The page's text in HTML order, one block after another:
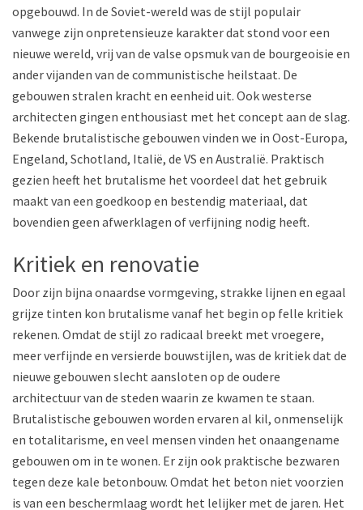
opgebouwd. In de Soviet-wereld was de stijl populair
vanwege zijn onpretensieuze karakter dat stond voor een
nieuwe wereld, vrij van de valse opsmuk van de bourgeoisie en
ander vijanden van de communistische heilstaat. De
gebouwen stralen kracht en eenheid uit. Ook westerse
architecten gingen enthousiast met het concept aan de slag.
Bekende brutalistische gebouwen vinden we in Oost-Europa,
Engeland, Schotland, Italië, de VS en Australië. Praktisch
gezien heeft het brutalisme het voordeel dat het gebruik
maakt van een goedkoop en bestendig materiaal, dat
bovendien geen afwerklagen of verfijning nodig heeft.
Kritiek en renovatie
Door zijn bijna onaardse vormgeving, strakke lijnen en egaal
grijze tinten kon brutalisme vanaf het begin op felle kritiek
rekenen. Omdat de stijl zo radicaal breekt met vroegere,
meer verfijnde en versierde bouwstijlen, was de kritiek dat de
nieuwe gebouwen slecht aansloten op de oudere
architectuur van de steden waarin ze kwamen te staan.
Brutalistische gebouwen worden ervaren al kil, onmenselijk
en totalitarisme, en veel mensen vinden het onaangename
gebouwen om in te wonen. Er zijn ook praktische bezwaren
tegen deze kale betonbouw. Omdat het beton niet voorzien
is van een beschermlaag wordt het lelijker met de jaren. Het